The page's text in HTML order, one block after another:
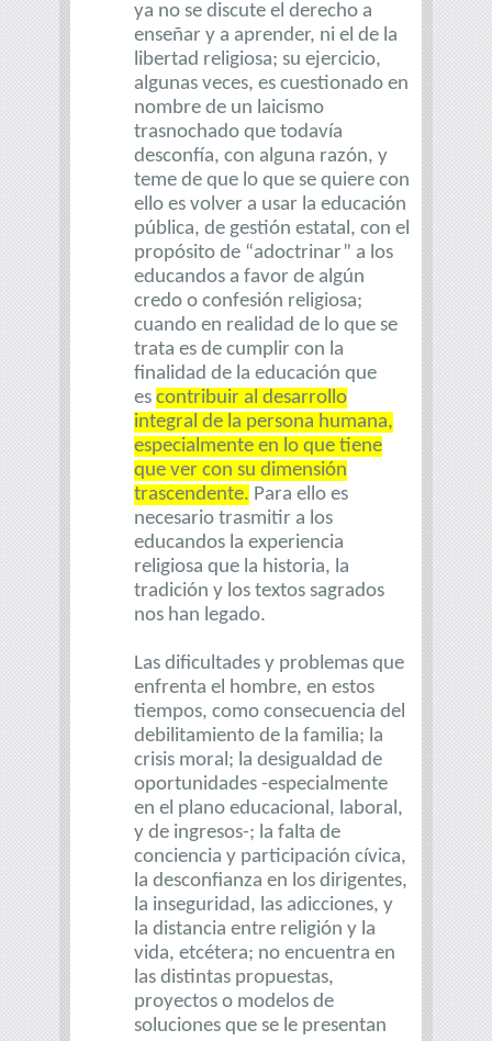
ya no se discute el derecho a
enseñar y a aprender, ni el de la
libertad religiosa; su ejercicio,
algunas veces, es cuestionado en
nombre de un laicismo
trasnochado que todavía
desconfía, con alguna razón, y
teme de que lo que se quiere con
ello es volver a usar la educación
pública, de gestión estatal, con el
propósito de “adoctrinar” a los
educandos a favor de algún
credo o confesión religiosa;
cuando en realidad de lo que se
trata es de cumplir con la
finalidad de la educación que
es contribuir al desarrollo
integral de la persona humana,
especialmente en lo que tiene
que ver con su dimensión
trascendente. Para ello es
necesario trasmitir a los
educandos la experiencia
religiosa que la historia, la
tradición y los textos sagrados
nos han legado.
Las dificultades y problemas que
enfrenta el hombre, en estos
tiempos, como consecuencia del
debilitamiento de la familia; la
crisis moral; la desigualdad de
oportunidades -especialmente
en el plano educacional, laboral,
y de ingresos-; la falta de
conciencia y participación cívica,
la desconfianza en los dirigentes,
la inseguridad, las adicciones, y
la distancia entre religión y la
vida, etcétera; no encuentra en
las distintas propuestas,
proyectos o modelos de
soluciones que se le presentan